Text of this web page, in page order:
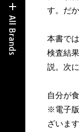
す。だ
本書で
検査結
説。次
自分が
※電子
ざいます